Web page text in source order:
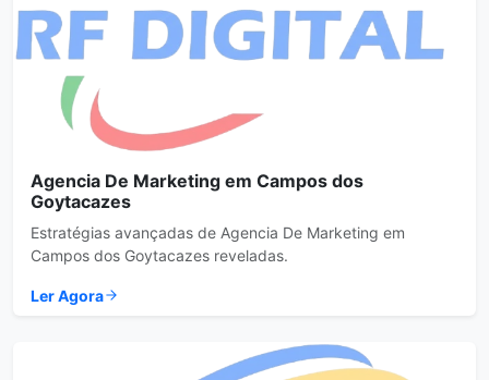
Agencia De Marketing em Campos dos
Goytacazes
Estratégias avançadas de Agencia De Marketing em
Campos dos Goytacazes reveladas.
Ler Agora